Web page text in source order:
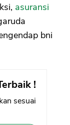
asuransi
bni
!
sesuai